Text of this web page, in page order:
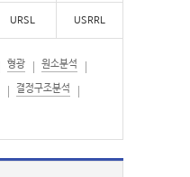
URSL USRRL
형광 원소분석
결정구조분석